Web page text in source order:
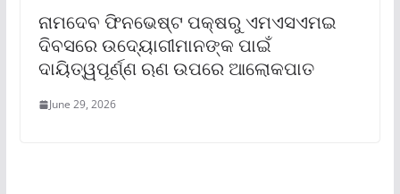
ନାମଦେବ ଫିନଭେଷ୍ଟ ପକ୍ଷରୁ ଏମଏସଏମଇ
ଦିବସରେ ଉଦ୍ୟୋଗୀମାନଙ୍କ ପାଇଁ
ଦାୟିତ୍ୱପୂର୍ଣ୍ଣ ଋଣ ଉପରେ ଆଲୋକପାତ
June 29, 2026